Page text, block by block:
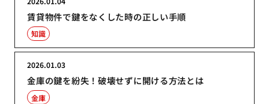
賃貸物件で鍵をなくした時の正しい手順
知識
金庫の鍵を紛失！破壊せずに開ける方法とは
2026.01.03
金庫